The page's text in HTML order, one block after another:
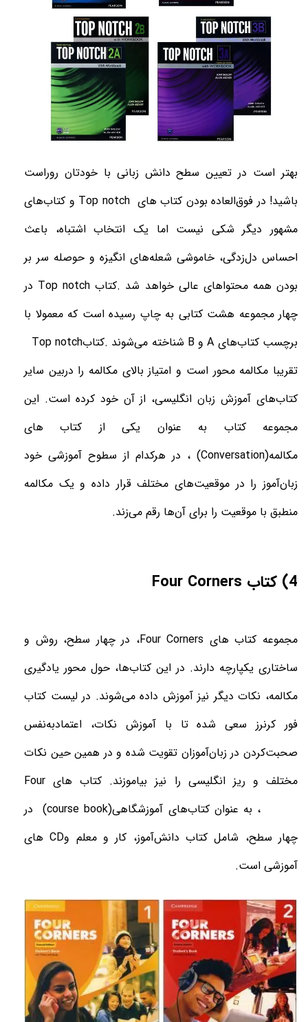
بهتر است در تعیین سطح دانش زبانی با خودتان روراست
باشید! در فوق‌العاده بودن کتاب‌ های Top notch‌ و کتاب‌های
مشهور دیگر شکی نیست اما یک انتخاب اشتباه، باعث
احساس دل‌زدگی، خاموشی شعله‌های انگیزه و حوصله سر بر
بودن همه محتواهای عالی خواهد شد .کتابTop notch در
چهار مجموعه هشت کتابی به چاپ رسیده است که معمولا با
برچسب کتاب‌های A و B شناخته می‌شوند .کتابTop notch
تقریبا مکالمه محور است و امتیاز بالای مکالمه را دربین سایر
کتاب‌های آموزش زبان انگلیسی، از آن خود کرده است. این
مجموعه کتاب به عنوان یکی از
کتاب های
مکالمه(Conversation) ، در هرکدام از سطوح آموزشی خود
زبان‌آموز را در موقعیت‌های مختلف قرار داده و یک مکالمه
منطبق با موقعیت را برای آن‌ها رقم می‌زند.
4) کتاب Four Corners
مجموعه کتاب های Four Corners، در چهار سطح، روش و
ساختاری یکپارچه دارند. در این کتاب‌ها، حول محور یادگیری
مکالمه، نکات دیگر نیز آموزش داده می‌شوند. در لیست کتاب
فور کرنرز سعی شده تا با آموزش نکات، اعتمادبه‌نفس
صحبت‌کردن در زبان‌آموزان تقویت شده و در همین حین نکات
مختلف و ریز انگلیسی را نیز بیاموزند. کتاب های Four
، به عنوان کتاب‌های آموزشگاهی(course book) در
چهار سطح، شامل کتاب دانش‌آموز، کار و معلم وCD های
آموزشی است.